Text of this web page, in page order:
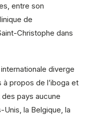
entre son
de
Christophe dans
diverge
propos de l’iboga et
des pays aucune
Unis, la Belgique, la